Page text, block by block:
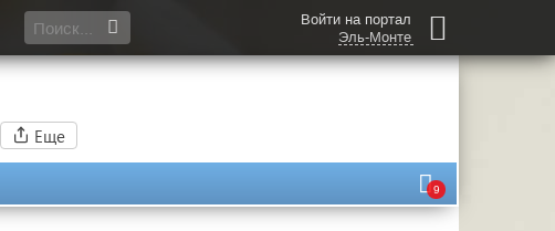
Войти на портал
Эль-Монте
Еще
9